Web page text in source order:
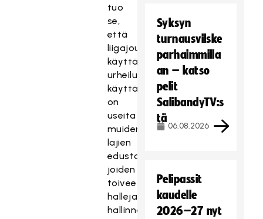
tuo
se,
että
liigajoukkueiden
käyttämien
urheiluhallien
käyttäjäkunnassa
on
useita
muidenkin
lajien
edustajia,
joiden
toiveet
halleja
hallinnoivien
Syksyn
turnausvilske
parhaimmilla
an – katso
pelit
SalibandyTV:s
tä
06.08.2026
Pelipassit
kaudelle
2026–27 nyt